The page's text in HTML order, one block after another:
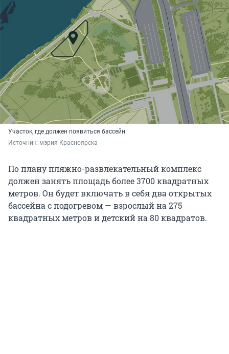
Участок, где должен появиться бассейн
Источник: мэрия Красноярска
По плану пляжно-развлекательный комплекс
должен занять площадь более 3700 квадратных
метров. Он будет включать в себя два открытых
бассейна с подогревом — взрослый на 275
квадратных метров и детский на 80 квадратов.